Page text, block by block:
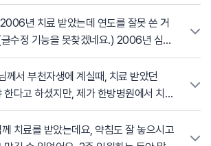
년 치료 받았는데 연도를 잘못 쓴 거
기능을 못찾겠네요.) 2006년 심한
데, 김창연 원장님의 도움으로 다
나았습니다. 지금까지 재발없구요 모두 허리 건강하세용~
께서 부천자생에 계실때, 치료 받았던
라고 했더니, 원장님께서 그럼 같이
, 2026년까지 재발이 없네요 ^^
치료를 받았는데요, 약침도 잘 놓으시고